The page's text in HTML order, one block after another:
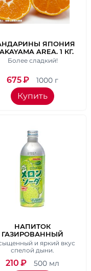
ЯПОНИЯ
AREA. 1 КГ.
Более сладкий!
675₽ 1000 г
Купить
НАПИТОК
ГАЗИРОВАННЫЙ
"MELON SODA"
ВКУСОМ ДЫНИ, 500
и яркий вкус
спелой дыни.
210 ₽ 500 мл